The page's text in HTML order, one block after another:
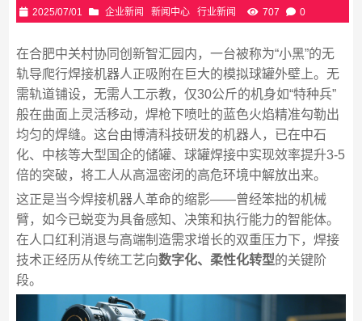
2025/07/01 企业新闻 新闻中心 行业新闻 707 0
在合肥中关村协同创新智汇园内，一台被称为“小黑”的无
轨导爬行焊接机器人正吸附在巨大的模拟球罐外壁上。无
需轨道铺设，无需人工示教，仅30公斤的机身如“特种兵”
般在曲面上灵活移动，焊枪下喷吐的蓝色火焰精准勾勒出
均匀的焊缝。这台由博清科技研发的机器人，已在中石
化、中核等大型国企的储罐、球罐焊接中实现效率提升3-5
倍的突破，将工人从高温密闭的高危环境中解放出来。
这正是当今焊接机器人革命的缩影——曾经笨拙的机械
臂，如今已蜕变为具备感知、决策和执行能力的智能体。
在人口红利消退与高端制造需求增长的双重压力下，焊接
技术正经历从传统工艺向数字化、柔性化转型的关键阶
段。